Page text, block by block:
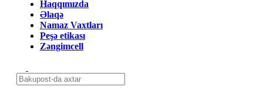
Haqqımızda
Əlaqə
Namaz Vaxtları
Peşə etikası
Zəngimcell